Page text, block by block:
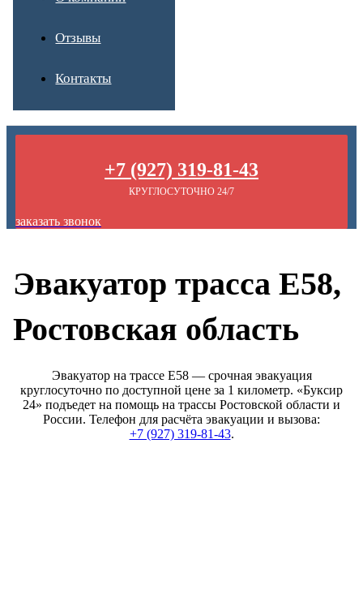
Отзывы
Контакты
+7 (927) 319-81-43
КРУГЛОСУТОЧНО 24/7
заказать звонок
Эвакуатор трасса Е58,
Ростовская область
Эвакуатор на трассе Е58 — срочная эвакуация
круглосуточно по доступной цене за 1 километр. «Буксир
24» подъедет на помощь на трассы Ростовской области и
России. Телефон для расчёта эвакуации и вызова:
+7 (927) 319-81-43.